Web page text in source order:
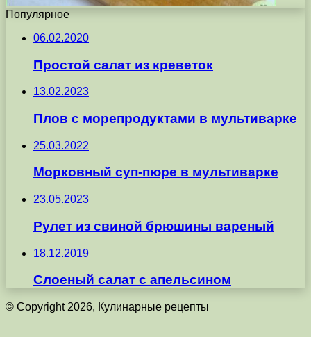
Популярное
06.02.2020
Простой салат из креветок
13.02.2023
Плов с морепродуктами в мультиварке
25.03.2022
Морковный суп-пюре в мультиварке
23.05.2023
Рулет из свиной брюшины вареный
18.12.2019
Слоеный салат с апельсином
© Copyright 2026, Кулинарные рецепты